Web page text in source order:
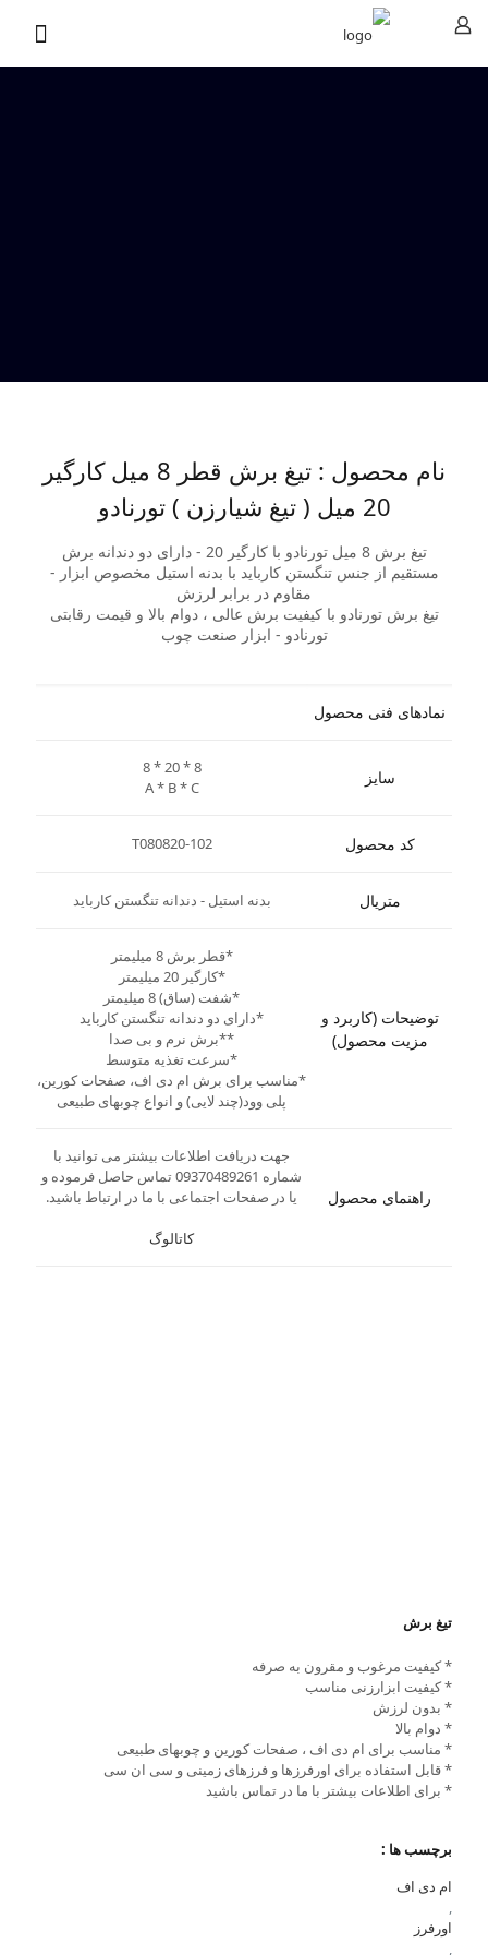
نام محصول : تیغ برش قطر 8 میل کارگیر
20 میل ( تیغ شیارزن ) تورنادو
تیغ برش 8 میل تورنادو با کارگیر 20 - دارای دو دندانه برش
مستقیم از جنس تنگستن کارباید با بدنه استیل مخصوص ابزار -
مقاوم در برابر لرزش
تیغ برش تورنادو با کیفیت برش عالی ، دوام بالا و قیمت رقابتی
تورنادو - ابزار صنعت چوب
نمادهای فنی محصول
سایز
8 * 20 * 8
A * B * C
کد محصول T080820-102
متریال بدنه استیل - دندانه تنگستن کارباید
توضیحات (کاربرد و
مزیت محصول)
*قطر برش 8 میلیمتر
*کارگیر 20 میلیمتر
*شفت (ساق) 8 میلیمتر
*دارای دو دندانه تنگستن کارباید
**برش نرم و بی صدا
*سرعت تغذیه متوسط
*مناسب برای برش ام دی اف، صفحات کورین،
پلی وود(چند لایی) و انواع چوبهای طبیعی
راهنمای محصول
جهت دریافت اطلاعات بیشتر می توانید با
شماره 09370489261 تماس حاصل فرموده و
یا در صفحات اجتماعی با ما در ارتباط باشید.
کاتالوگ
تیغ برش
* کیفیت مرغوب و مقرون به صرفه
* کیفیت ابزارزنی مناسب
* بدون لرزش
* دوام بالا
* مناسب برای ام دی اف ، صفحات کورین و چوبهای طبیعی
* قابل استفاده برای اورفرزها و فرزهای زمینی و سی ان سی
* برای اطلاعات بیشتر با ما در تماس باشید
برچسب ها :
ام دی اف
,
اورفرز
,